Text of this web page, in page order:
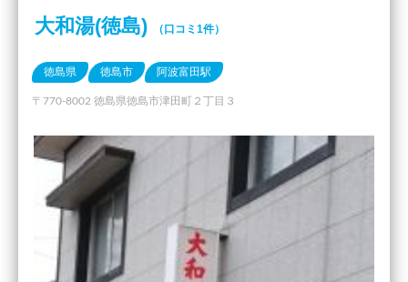
大和湯(徳島) （口コミ1件）
徳島県 徳島市 阿波富田駅
〒770-8002 徳島県徳島市津田町２丁目３